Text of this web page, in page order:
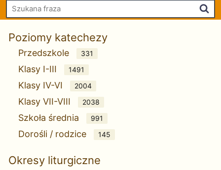
Poziomy katechezy
Przedszkole 331
Klasy I-III 1491
Klasy IV-VI 2004
Klasy VII-VIII 2038
Szkoła średnia 991
Dorośli / rodzice 145
Okresy liturgiczne